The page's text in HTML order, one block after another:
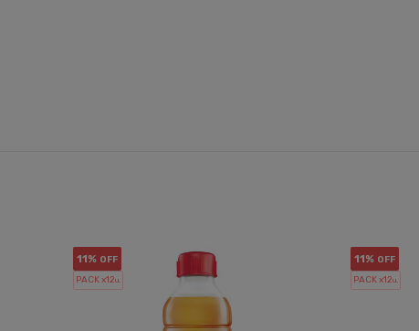
11% OFF
PACK x12u.
11% OFF
PACK x12u.